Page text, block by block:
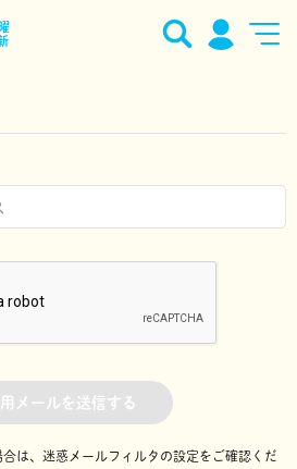
メールを送信する
は、迷惑メールフィルタの設定をご確認くだ